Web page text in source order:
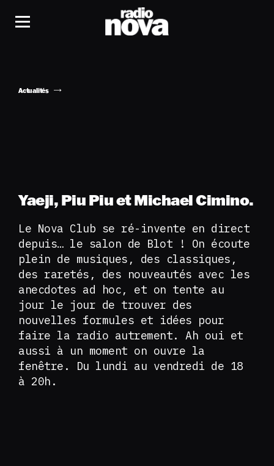
Actualités
Yaeji, Piu Piu et Michael Cimino.
Le Nova Club se ré-invente en direct
depuis… le salon de Blot ! On écoute
plein de musiques, des classiques,
des raretés, des nouveautés avec les
anecdotes ad hoc, et on tente au
jour le jour de trouver des
nouvelles formules et idées pour
faire la radio autrement. Ah oui et
aussi à un moment on ouvre la
fenêtre. Du lundi au vendredi de 18
à 20h.